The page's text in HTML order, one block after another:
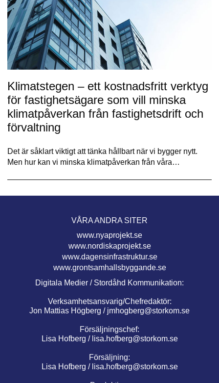
Klimatstegen – ett kostnadsfritt verktyg
för fastighetsägare som vill minska
klimatpåverkan från fastighetsdrift och
förvaltning
Det är såklart viktigt att tänka hållbart när vi bygger nytt.
Men hur kan vi minska klimatpåverkan från våra…
VÅRA ANDRA SITER
www.nyaprojekt.se
www.nordiskaprojekt.se
www.dagensinfrastruktur.se
www.grontsamhallsbyggande.se
Digitala Medier / Stordåhd Kommunikation:
Verksamhetsansvarig/Chefredaktör:
Jon Mattias Högberg / jmhogberg@storkom.se
Försäljningschef:
Lisa Hofberg / lisa.hofberg@storkom.se
Försäljning:
Lisa Hofberg / lisa.hofberg@storkom.se